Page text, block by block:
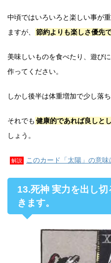
中頃ではいろいろと楽しい事が
ますが、
節約よりも楽しさ優先
美味しいものを食べたり、遊び
作ってください。
しかし後半は体重増加で少し落
それでも 健康的であれば良しと
しょう。
解説 このカード「太陽」の意味
13.死神 実力を出し
きます。